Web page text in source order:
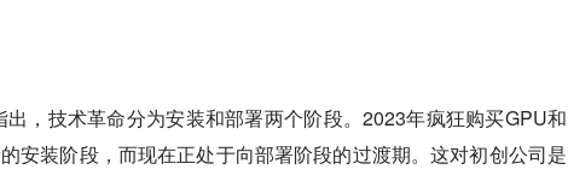
出，技术革命分为安装和部署两个阶段。2023年疯狂购买GPU和
安装阶段，而现在正处于向部署阶段的过渡期。这对初创公司是